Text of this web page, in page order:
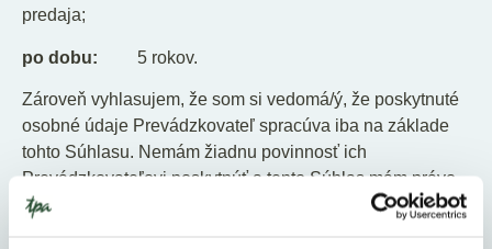
predaja;
po dobu: 5 rokov.
Zároveň vyhlasujem, že som si vedomá/ý, že poskytnuté
osobné údaje Prevádzkovateľ spracúva iba na základe
tohto Súhlasu. Nemám žiadnu povinnosť ich
Prevádzkovateľovi poskytnúť a tento Súhlas mám právo
kedykoľvek odvolať. Ak tento súhlas odvolám, takto